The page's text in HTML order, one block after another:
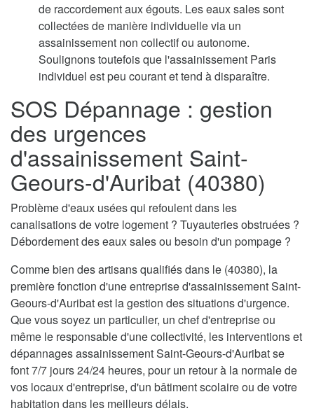
de raccordement aux égouts. Les eaux sales sont
collectées de manière individuelle via un
assainissement non collectif ou autonome.
Soulignons toutefois que l'assainissement Paris
individuel est peu courant et tend à disparaître.
SOS Dépannage : gestion
des urgences
d'assainissement Saint-
Geours-d'Auribat (40380)
Problème d'eaux usées qui refoulent dans les
canalisations de votre logement ? Tuyauteries obstruées ?
Débordement des eaux sales ou besoin d'un pompage ?
Comme bien des artisans qualifiés dans le (40380), la
première fonction d'une entreprise d'assainissement Saint-
Geours-d'Auribat est la gestion des situations d'urgence.
Que vous soyez un particulier, un chef d'entreprise ou
même le responsable d'une collectivité, les interventions et
dépannages assainissement Saint-Geours-d'Auribat se
font 7/7 jours 24/24 heures, pour un retour à la normale de
vos locaux d'entreprise, d'un bâtiment scolaire ou de votre
habitation dans les meilleurs délais.